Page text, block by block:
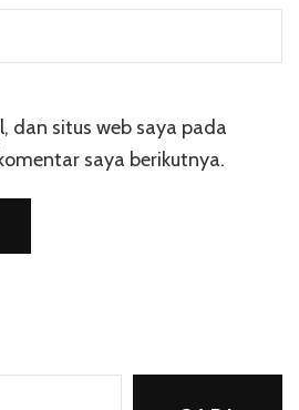
dan situs web saya pada
saya berikutnya.